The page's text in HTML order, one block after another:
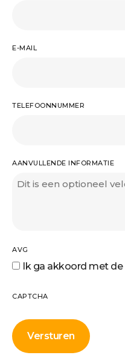
E-MAIL
TELEFOONNUMMER
AANVULLENDE INFORMATIE
AVG
Ik ga akkoord met de
CAPTCHA